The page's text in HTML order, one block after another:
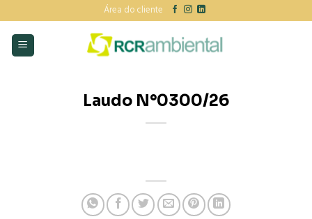
to
content
Área do cliente
Laudo N°0300/26